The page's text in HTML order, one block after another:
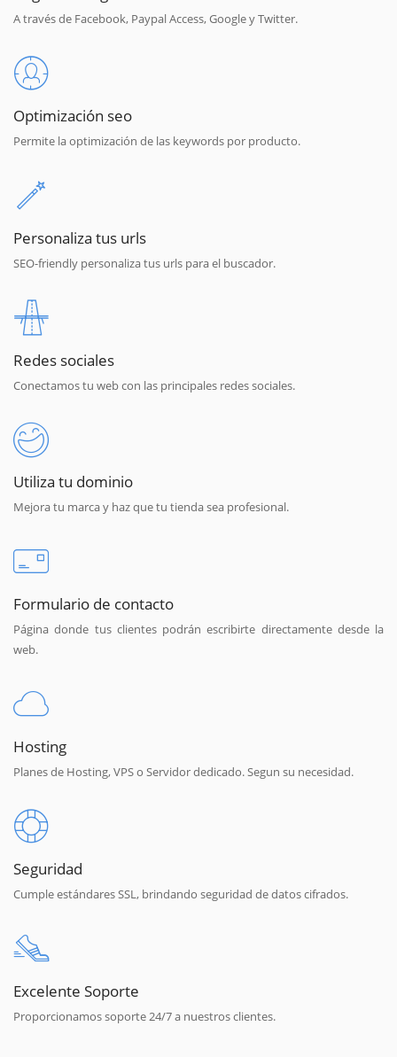
A través de Facebook, Paypal Access, Google y Twitter.
Optimización seo
Permite la optimización de las keywords por producto.
Personaliza tus urls
SEO-friendly personaliza tus urls para el buscador.
Redes sociales
Conectamos tu web con las principales redes sociales.
Utiliza tu dominio
Mejora tu marca y haz que tu tienda sea profesional.
Formulario de contacto
Página donde tus clientes podrán escribirte directamente desde la
web.
Hosting
Planes de Hosting, VPS o Servidor dedicado. Segun su necesidad.
Seguridad
Cumple estándares SSL, brindando seguridad de datos cifrados.
Excelente Soporte
Proporcionamos soporte 24/7 a nuestros clientes.